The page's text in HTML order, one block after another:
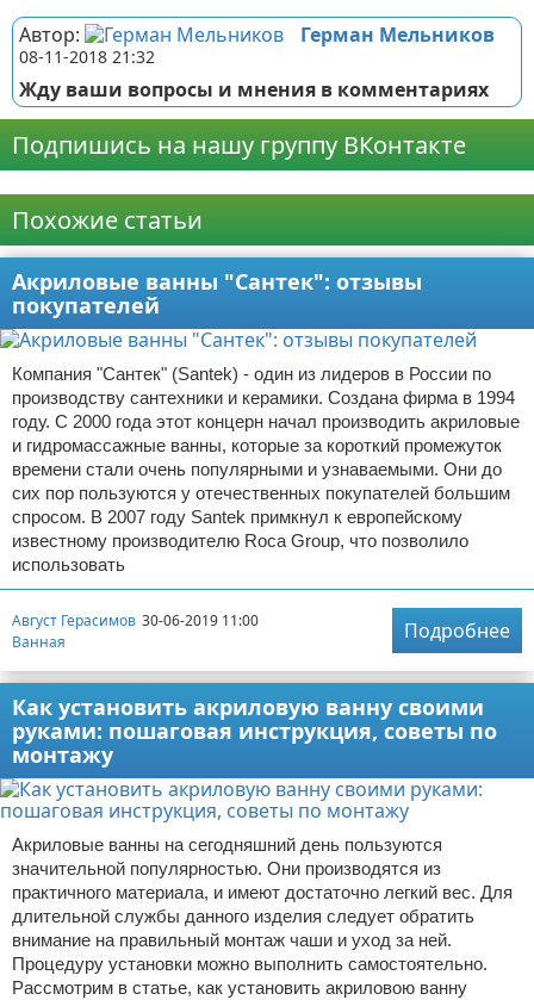
Автор: Герман Мельников
08-11-2018 21:32
Жду ваши вопросы и мнения в комментариях
Подпишись на нашу группу ВКонтакте
Похожие статьи
Акриловые ванны "Сантек": отзывы
покупателей
Компания "Сантек" (Santek) - один из лидеров в России по
производству сантехники и керамики. Создана фирма в 1994
году. С 2000 года этот концерн начал производить акриловые
и гидромассажные ванны, которые за короткий промежуток
времени стали очень популярными и узнаваемыми. Они до
сих пор пользуются у отечественных покупателей большим
спросом. В 2007 году Santek примкнул к европейскому
известному производителю Roca Group, что позволило
использовать
Август Герасимов 30-06-2019 11:00
Ванная
Подробнее
Как установить акриловую ванну своими
руками: пошаговая инструкция, советы по
монтажу
Акриловые ванны на сегодняшний день пользуются
значительной популярностью. Они производятся из
практичного материала, и имеют достаточно легкий вес. Для
длительной службы данного изделия следует обратить
внимание на правильный монтаж чаши и уход за ней.
Процедуру установки можно выполнить самостоятельно.
Рассмотрим в статье, как установить акриловою ванну